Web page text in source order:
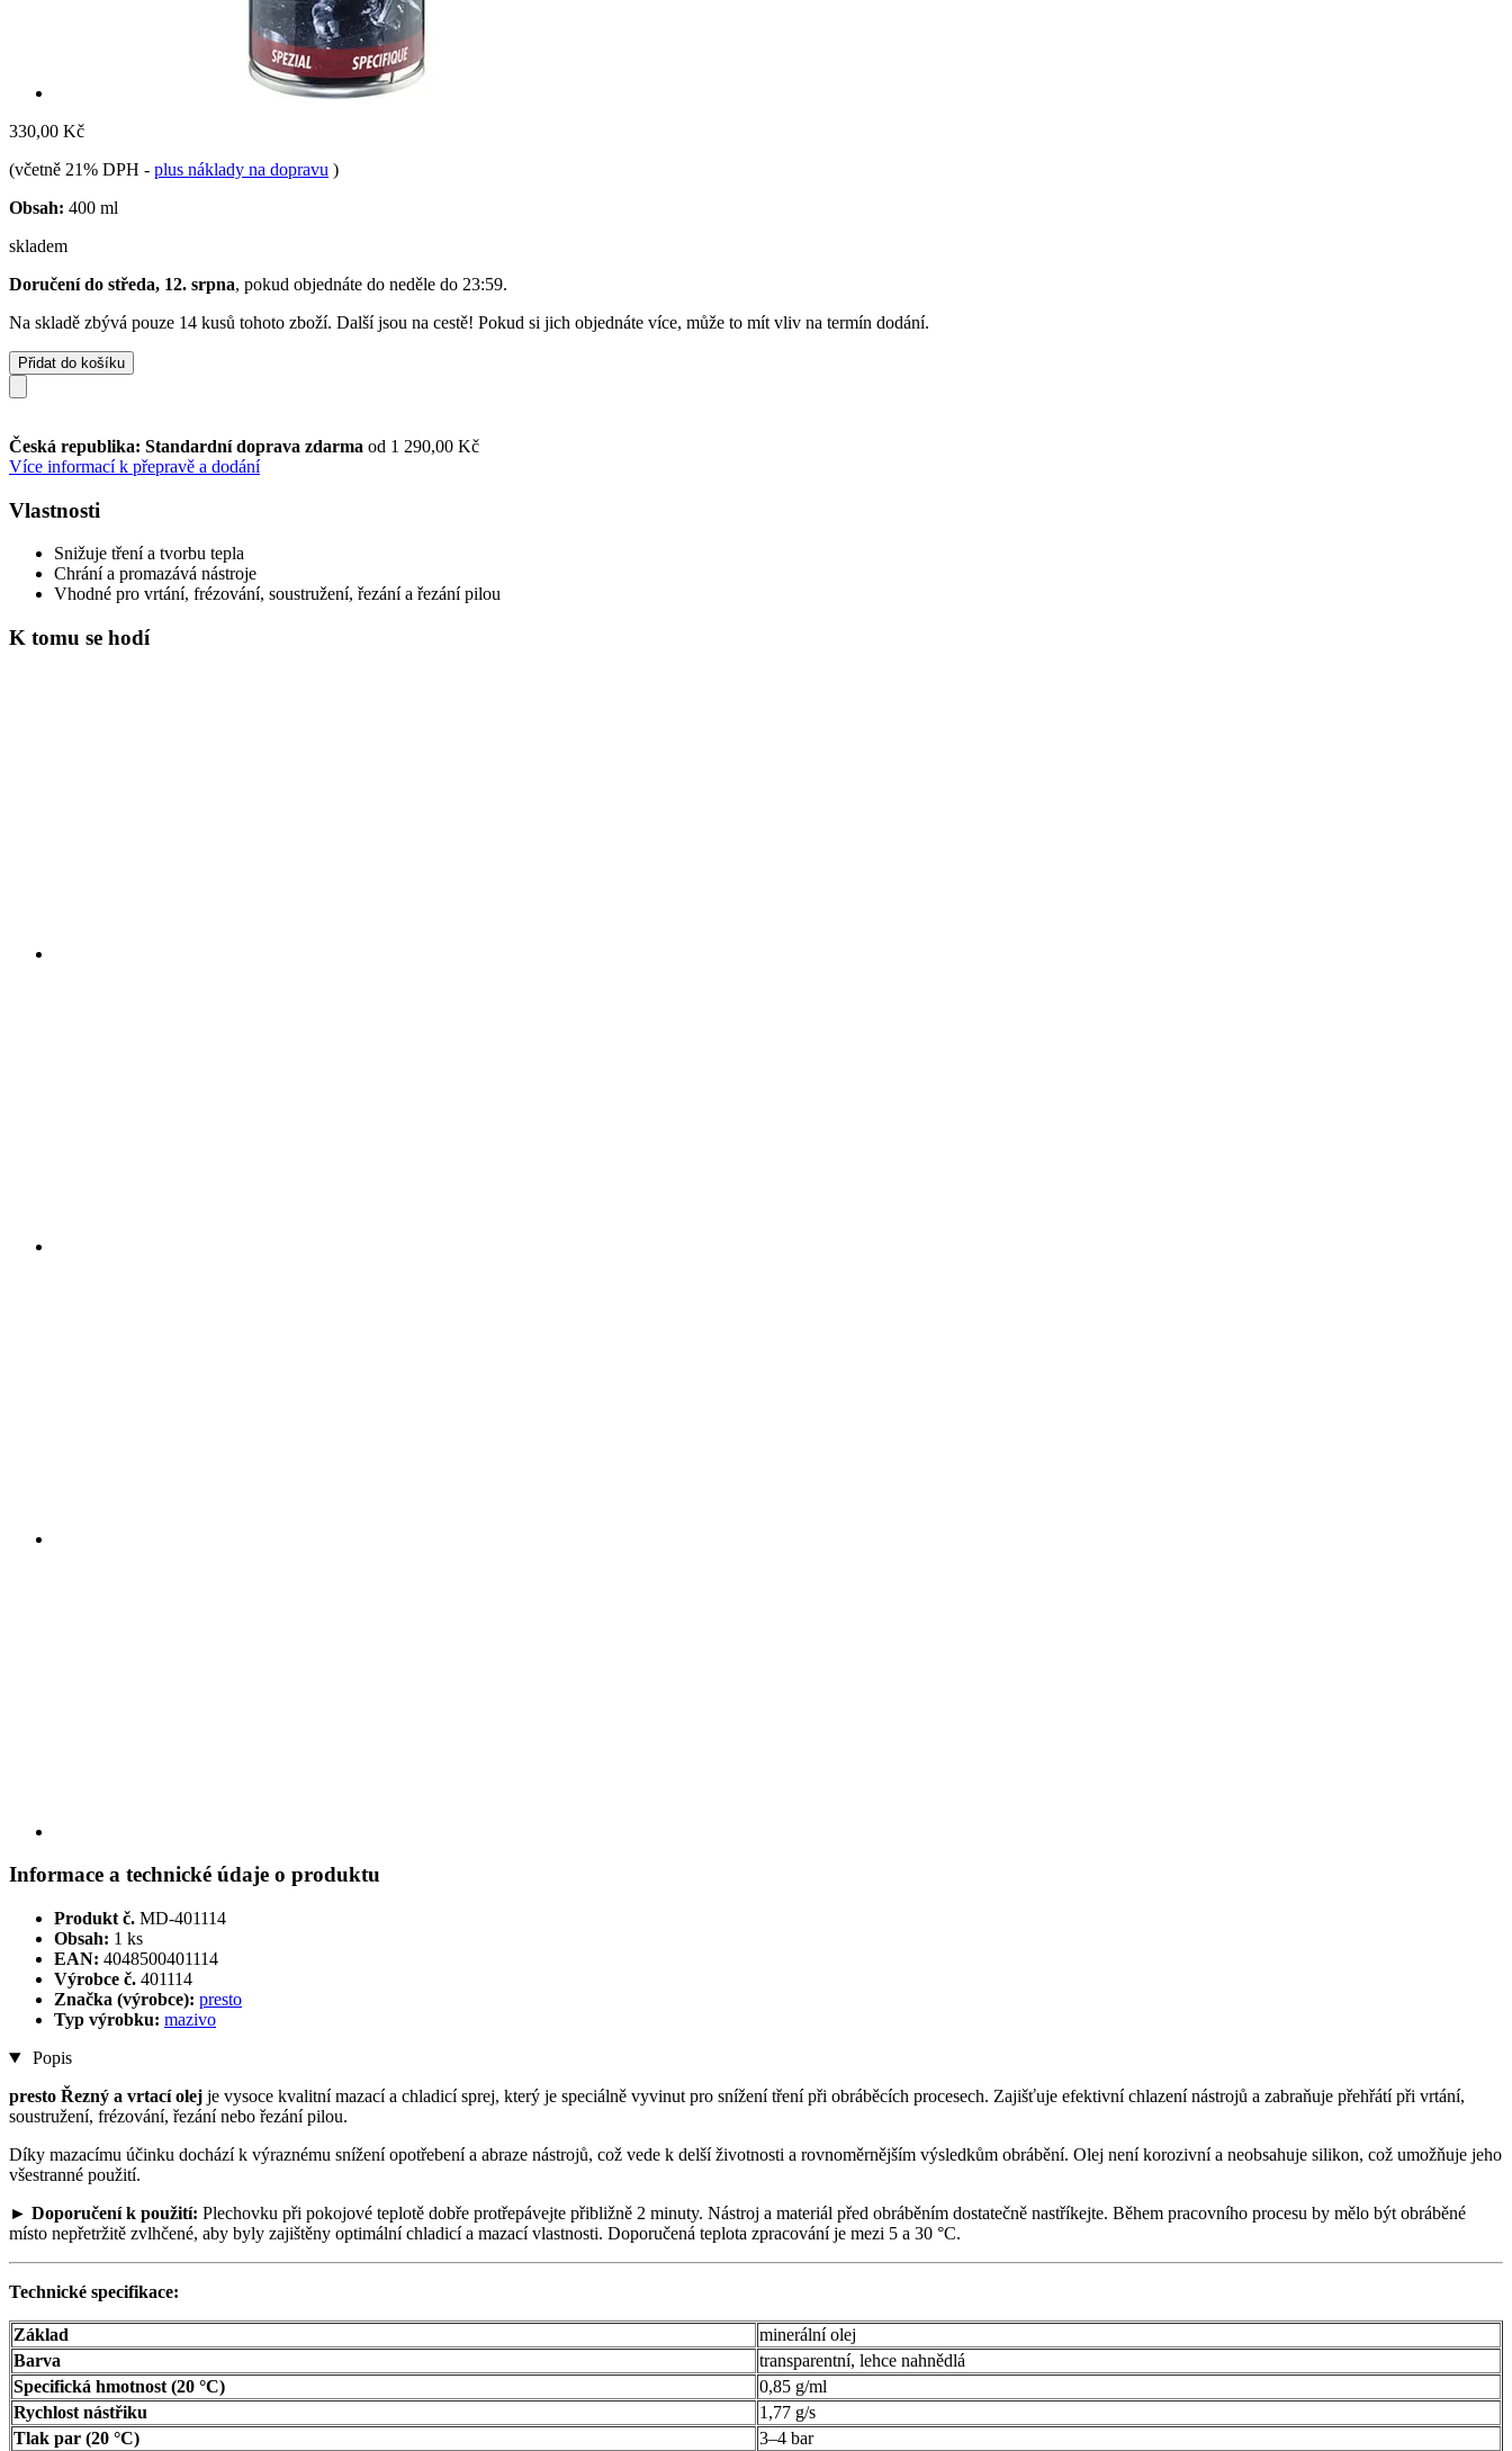
330,00 Kč
(včetně 21% DPH - plus náklady na dopravu )
Obsah: 400 ml
skladem
Doručení do středa, 12. srpna, pokud objednáte do neděle do 23:59.
Na skladě zbývá pouze 14 kusů tohoto zboží. Další jsou na cestě! Pokud si jich objednáte více, může to mít vliv na termín dodání.
Přidat do košíku
Česká republika: Standardní doprava zdarma od 1 290,00 Kč
Více informací k přepravě a dodání
Vlastnosti
Snižuje tření a tvorbu tepla
Chrání a promazává nástroje
Vhodné pro vrtání, frézování, soustružení, řezání a řezání pilou
K tomu se hodí
Informace a technické údaje o produktu
Produkt č. MD-401114
Obsah: 1 ks
EAN: 4048500401114
Výrobce č. 401114
Značka (výrobce): presto
Typ výrobku: mazivo
Popis
presto Řezný a vrtací olej je vysoce kvalitní mazací a chladicí sprej, který je speciálně vyvinut pro snížení tření při obráběcích procesech. Zajišťuje efektivní chlazení nástrojů a zabraňuje přehřátí při vrtání,
soustružení, frézování, řezání nebo řezání pilou.
Díky mazacímu účinku dochází k výraznému snížení opotřebení a abraze nástrojů, což vede k delší životnosti a rovnoměrnějším výsledkům obrábění. Olej není korozivní a neobsahuje silikon, což umožňuje jeho
všestranné použití.
► Doporučení k použití: Plechovku při pokojové teplotě dobře protřepávejte přibližně 2 minuty. Nástroj a materiál před obráběním dostatečně nastříkejte. Během pracovního procesu by mělo být obráběné
místo nepřetržitě zvlhčené, aby byly zajištěny optimální chladicí a mazací vlastnosti. Doporučená teplota zpracování je mezi 5 a 30 °C.
Technické specifikace:
Základ
minerální olej
Barva
transparentní, lehce nahnědlá
Specifická hmotnost (20 °C)
0,85 g/ml
Rychlost nástřiku
1,77 g/s
Tlak par (20 °C)
3–4 bar